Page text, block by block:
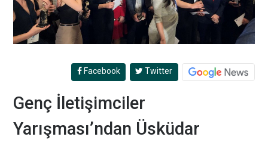
Facebook Twitter
Genç İletişimciler
Yarışması’ndan Üsküdar